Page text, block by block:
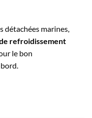
détachées marines,
refroidissement
le bon